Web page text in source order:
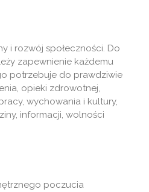
i rozwój społeczności. Do
zapewnienie każdemu
potrzebuje do prawdziwie
opieki zdrowotnej,
wychowania i kultury,
informacji, wolności
poczucia